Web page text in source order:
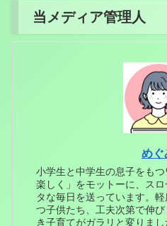
当メディア管理人
めぐ
小学生と中学生の息子をも
楽しく」をモットーに、ス
タな毎日を送っています。
つ子供たち、工夫次第で伸
き子育てがガラリと変りま